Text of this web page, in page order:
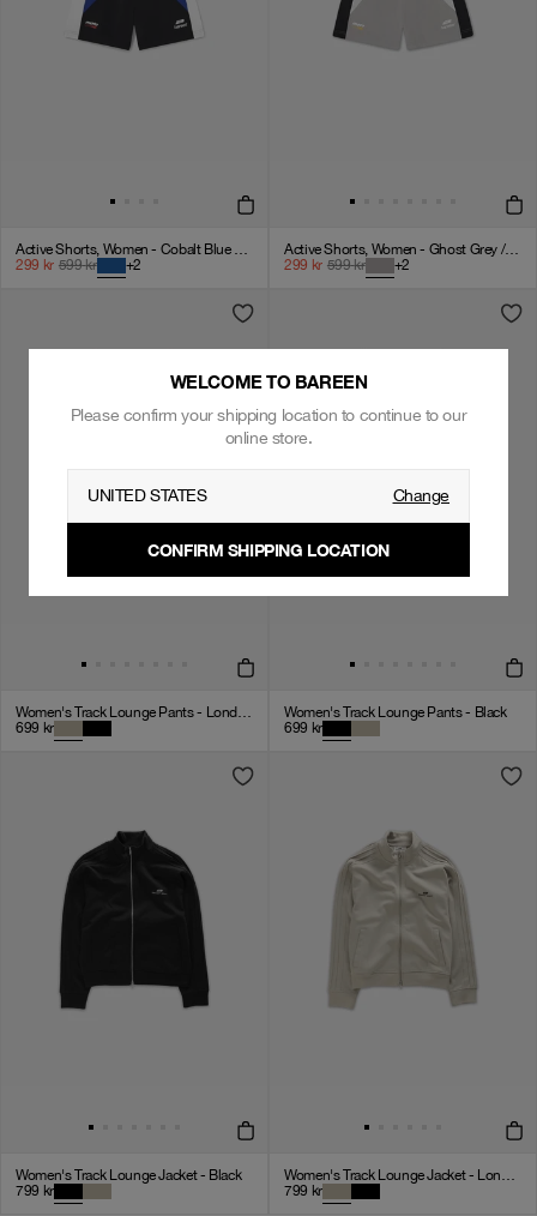
Active Shorts, Women - Cobalt Blue / Black / White
299 kr 599kr +2
Active Shorts, Women - Ghost Grey / Black / White
299 kr 599kr +2
Women's Track Lounge Pants - London Fog
699 kr
Women's Track Lounge Pants - Black
699 kr
Women's Track Lounge Jacket - Black
799 kr
Women's Track Lounge Jacket - London Fog
799 kr
WELCOME TO BAREEN
Please confirm your shipping location to continue to our
online store.
UNITED STATES Change
CONFIRM SHIPPING LOCATION